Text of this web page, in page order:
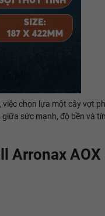
chọn lựa một cây vợt
sức mạnh, độ bền
Arronax AOX